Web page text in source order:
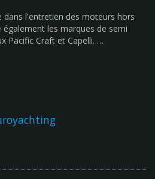
dans l'entretien des moteurs hors
les marques de semi
Pacific Craft et Capelli. …